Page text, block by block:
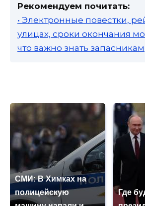
Рекомендуем почитать:
• Электронные повестки,
улицах, сроки окончания
что важно знать запасникам
СМИ: В Химках на
полицейскую
Где